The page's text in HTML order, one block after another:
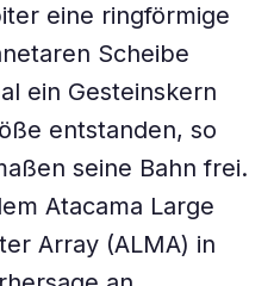
eine ringförmige
Scheibe
ein Gesteinskern
entstanden, so
seine Bahn frei.
Atacama Large
Array (ALMA) in